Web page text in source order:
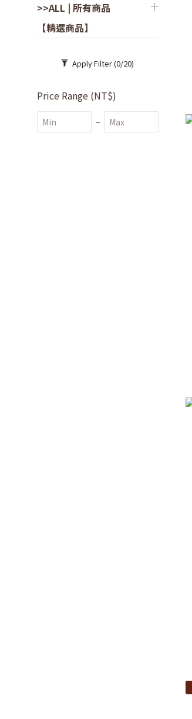
>>ALL | 所有商品
【精選商品】
Apply Filter(0/20)
Price Range (NT$)
~